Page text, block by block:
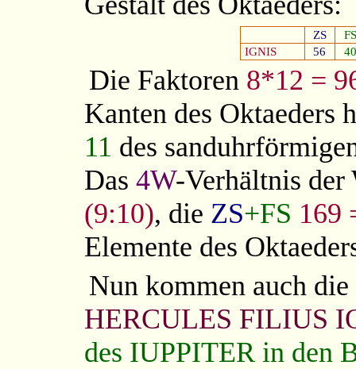
ZS
FS
IGNIS
56 40
Die Faktoren 8*12 =
Kanten des Oktaeders
11 des
Das4W-Verhältnis
(9:10), die ZS+FS 169
Elemente des
Nun kommen auch
HERCULES FILIUS
des IUPPITER in den